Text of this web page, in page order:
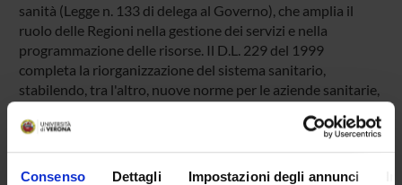
Consenso Dettagli Impostazioni degli annunci
sanità (Legge n. 133 di delega al Governo), che amplia il
ruolo delle Regioni nella gestione dei servizi e nella
programmazione delle risorse. Il D.L. 229 del 1999
completa la riorganizzazione del sistema sanitario,
stabilendo, tra l'altro, nuove norme per le aziende sanitarie,
delle strutture e per il rapporto di lavoro del personale
medico dipendente.